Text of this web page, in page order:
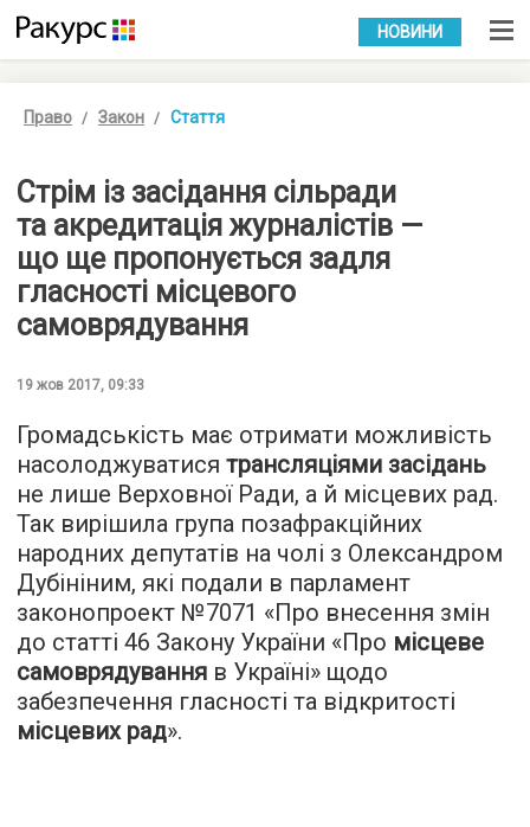
УКР РУС
НОВИНИ
Право Закон Стаття
Стрім із засідання сільради
та акредитація журналістів —
що ще пропонується задля
гласності місцевого
самоврядування
19 жов 2017, 09:33
Громадськість має отримати можливість
насолоджуватися трансляціями засідань
не лише Верховної Ради, а й місцевих рад.
Так вирішила група позафракційних
народних депутатів на чолі з Олександром
Дубініним, які подали в парламент
законопроект №7071 «Про внесення змін
до статті 46 Закону України «Про місцеве
самоврядування в Україні» щодо
забезпечення гласності та відкритості
місцевих рад».